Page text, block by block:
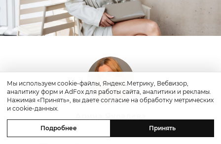
Мы используем cookie-файлы, Яндекс.Метрику, Вебвизор,
аналитику форм и AdFox для работы сайта, аналитики и рекламы.
Нажимая «Принять», вы даете согласие на обработку метрических
и cookie-данных.
Подробнее Принять